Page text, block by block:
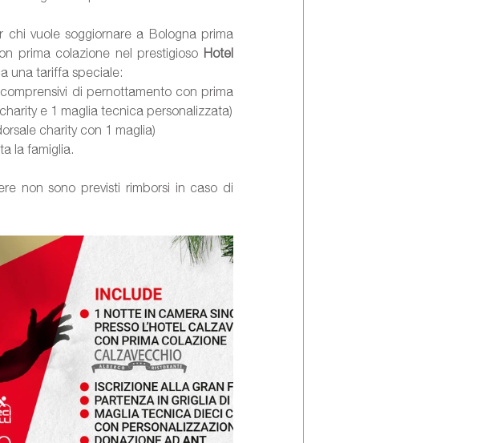
vuole soggiornare a Bologna prima
prima colazione nel prestigioso Hotel
una tariffa speciale:
di pernottamento con prima
charity con 1 maglia)
la famiglia.
non sono previsti rimborsi in caso di